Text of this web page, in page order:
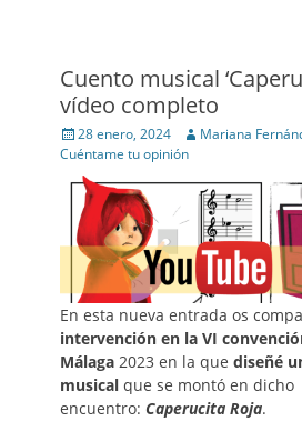
Cuento musical
vídeo completo
Posted
on
28 enero, 2024 Author
Mariana
Cuéntame tu opinión
En esta nueva entrada os
intervención en la VI
Málaga 2023 en la que diseñé
musical que se montó en dicho
encuentro: Caperucita Roja.